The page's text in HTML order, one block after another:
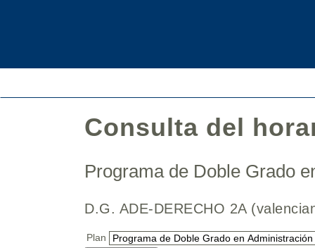
Consulta del
Programa de Doble Grado
D.G. ADE-DERECHO 2A
Plan